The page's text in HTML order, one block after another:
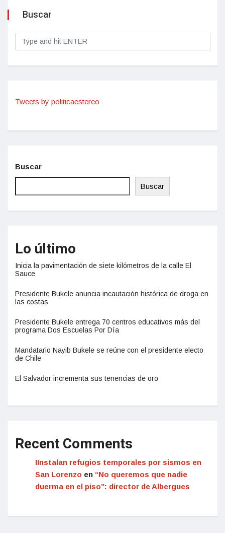
Buscar
Tweets by politicaestereo
Buscar
Buscar
Lo último
Inicia la pavimentación de siete kilómetros de la calle El
Sauce
Presidente Bukele anuncia incautación histórica de droga en
las costas
Presidente Bukele entrega 70 centros educativos más del
programa Dos Escuelas Por Día
Mandatario Nayib Bukele se reúne con el presidente electo
de Chile
El Salvador incrementa sus tenencias de oro
Recent Comments
IInstalan refugios temporales por sismos en
San Lorenzo en “No queremos que nadie
duerma en el piso”: director de Albergues